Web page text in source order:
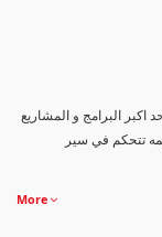
البرامج و المشاريع
تتحكم في سير
More